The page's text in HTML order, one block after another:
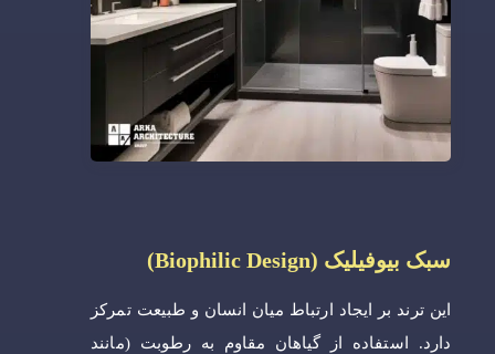
سبک بیوفیلیک (Biophilic Design)
این ترند بر ایجاد ارتباط میان انسان و طبیعت تمرکز
دارد. استفاده از گیاهان مقاوم به رطوبت (مانند